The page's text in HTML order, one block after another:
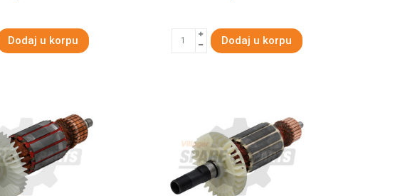
Dodaj u korpu Dodaj u korpu